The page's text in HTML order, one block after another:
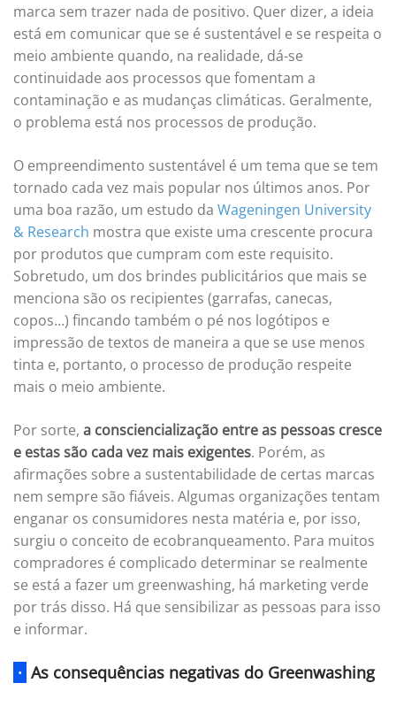
marca sem trazer nada de positivo. Quer dizer, a ideia
está em comunicar que se é sustentável e se respeita o
meio ambiente quando, na realidade, dá-se
continuidade aos processos que fomentam a
contaminação e as mudanças climáticas. Geralmente,
o problema está nos processos de produção.
O empreendimento sustentável é um tema que se tem
tornado cada vez mais popular nos últimos anos. Por
uma boa razão, um estudo da Wageningen University
& Research mostra que existe uma crescente procura
por produtos que cumpram com este requisito.
Sobretudo, um dos brindes publicitários que mais se
menciona são os recipientes (garrafas, canecas,
copos…) fincando também o pé nos logótipos e
impressão de textos de maneira a que se use menos
tinta e, portanto, o processo de produção respeite
mais o meio ambiente.
Por sorte, a consciencialização entre as pessoas cresce
e estas são cada vez mais exigentes. Porém, as
afirmações sobre a sustentabilidade de certas marcas
nem sempre são fiáveis. Algumas organizações tentam
enganar os consumidores nesta matéria e, por isso,
surgiu o conceito de ecobranqueamento. Para muitos
compradores é complicado determinar se realmente
se está a fazer um greenwashing, há marketing verde
por trás disso. Há que sensibilizar as pessoas para isso
e informar.
· As consequências negativas do Greenwashing